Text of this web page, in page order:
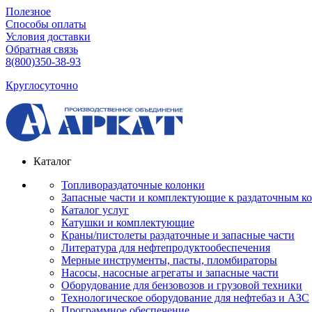
Полезное
Способы оплаты
Условия доставки
Обратная связь
8(800)350-38-93
Круглосуточно
Каталог
Топливораздаточные колонки
Запасные части и комплектующие к раздаточным
Каталог услуг
Катушки и комплектующие
Краны/пистолеты раздаточные и запасные части
Литература для нефтепродуктообеспечения
Мерные инструменты, пасты, пломбираторы
Насосы, насосные агрегаты и запасные части
Оборудование для бензовозов и грузовой техники
Технологическое оборудование для нефтебаз и АЗС